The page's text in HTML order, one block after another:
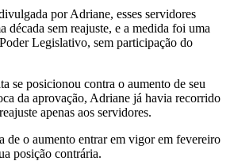
por Adriane, esses servidores
década sem reajuste, e a medida foi uma
Legislativo, sem participação do
se posicionou contra o aumento de seu
da aprovação, Adriane já havia recorrido
apenas aos servidores.
de o aumento entrar em vigor em fevereiro
posição contrária.